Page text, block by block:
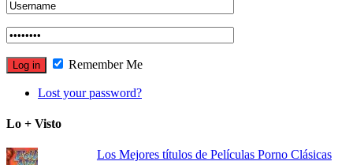
Remember Me
Lost your password?
Lo + Visto
Los Mejores títulos de Películas Porno Clásicas